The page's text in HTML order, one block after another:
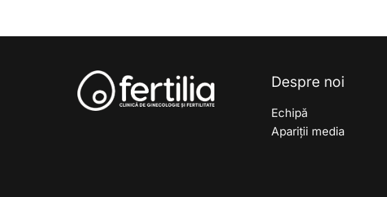
Despre noi
Echipă
Apariții media